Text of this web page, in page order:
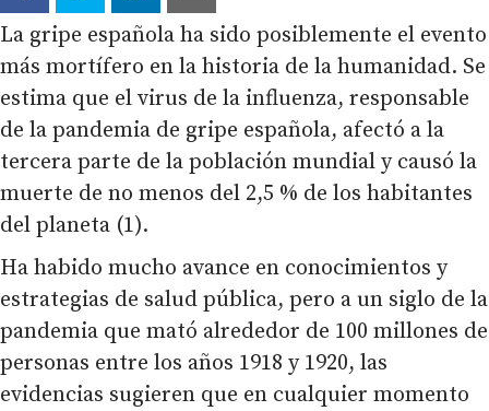
La gripe española ha sido posiblemente el evento
más mortífero en la historia de la humanidad. Se
estima que el virus de la influenza, responsable
de la pandemia de gripe española, afectó a la
tercera parte de la población mundial y causó la
muerte de no menos del 2,5 % de los habitantes
del planeta (1).
Ha habido mucho avance en conocimientos y
estrategias de salud pública, pero a un siglo de la
pandemia que mató alrededor de 100 millones de
personas entre los años 1918 y 1920, las
evidencias sugieren que en cualquier momento